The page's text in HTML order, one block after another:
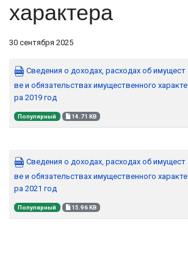
характера
30 сентября 2025
Сведения о доходах, расходах об имущест
ве и обязательствах имущественного характе
ра 2019 год
Популярный 14.71 KB
Сведения о доходах, расходах об имущест
ве и обязательствах имущественного характе
ра 2021 год
Популярный 15.96 KB